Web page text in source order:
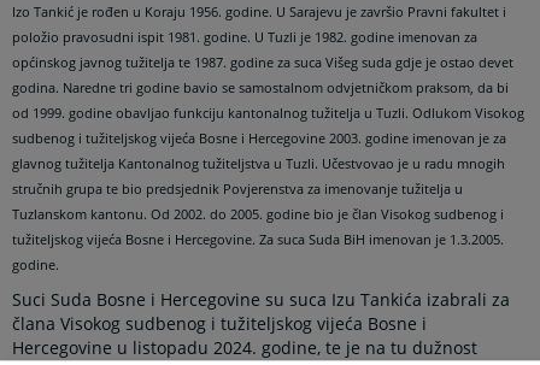
Izo Tankić je rođen u Koraju 1956. godine. U Sarajevu je završio Pravni fakultet i
položio pravosudni ispit 1981. godine. U Tuzli je 1982. godine imenovan za
općinskog javnog tužitelja te 1987. godine za suca Višeg suda gdje je ostao devet
godina. Naredne tri godine bavio se samostalnom odvjetničkom praksom, da bi
od 1999. godine obavljao funkciju kantonalnog tužitelja u Tuzli. Odlukom Visokog
sudbenog i tužiteljskog vijeća Bosne i Hercegovine 2003. godine imenovan je za
glavnog tužitelja Kantonalnog tužiteljstva u Tuzli. Učestvovao je u radu mnogih
stručnih grupa te bio predsjednik Povjerenstva za imenovanje tužitelja u
Tuzlanskom kantonu. Od 2002. do 2005. godine bio je član Visokog sudbenog i
tužiteljskog vijeća Bosne i Hercegovine. Za suca Suda BiH imenovan je 1.3.2005.
godine.
Suci Suda Bosne i Hercegovine su suca Izu Tankića izabrali za
člana Visokog sudbenog i tužiteljskog vijeća Bosne i
Hercegovine u listopadu 2024. godine, te je na tu dužnost